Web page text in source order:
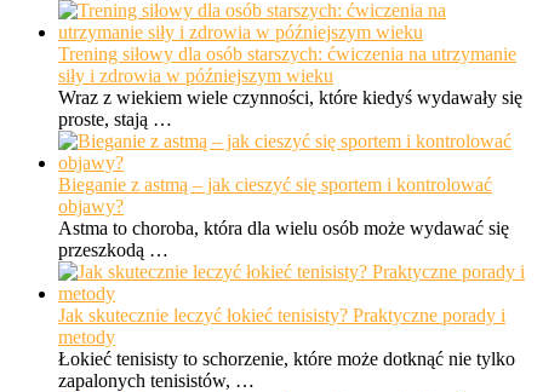
Trening siłowy dla osób starszych: ćwiczenia na utrzymanie
siły i zdrowia w późniejszym wieku
Wraz z wiekiem wiele czynności, które kiedyś wydawały się
proste, stają …
Bieganie z astmą – jak cieszyć się sportem i kontrolować
objawy?
Astma to choroba, która dla wielu osób może wydawać się
przeszkodą …
Jak skutecznie leczyć łokieć tenisisty? Praktyczne porady i
metody
Łokieć tenisisty to schorzenie, które może dotknąć nie tylko
zapalonych tenisistów, …